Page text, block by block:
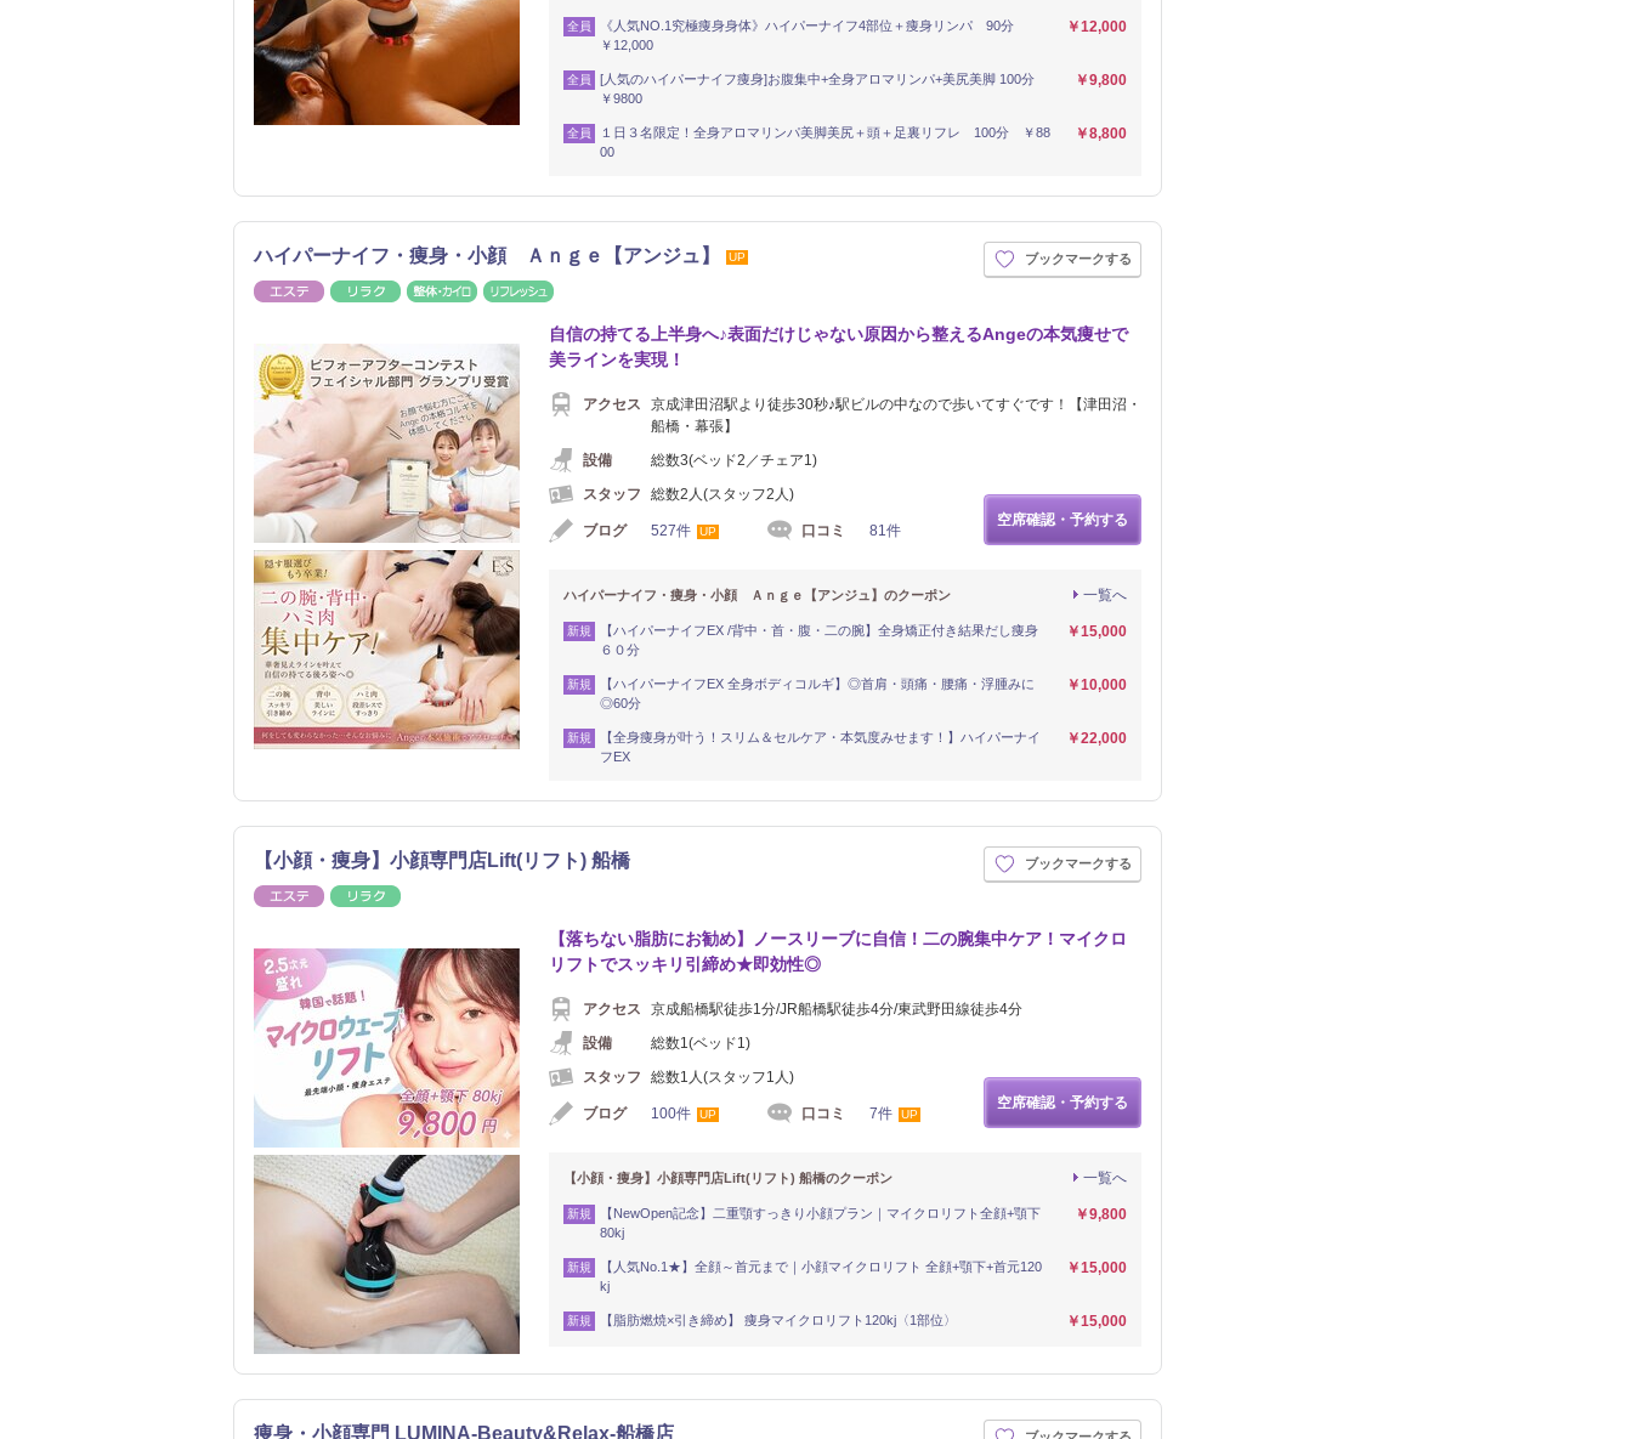
全員
《人気NO.1究極痩身身体》ハイパーナイフ4部位＋痩身リンパ 90分
￥12,000
￥12,000
全員
[人気のハイパーナイフ痩身]お腹集中+全身アロマリンパ+美尻美脚 100分
￥9800
￥9,800
全員
１日３名限定！全身アロマリンパ美脚美尻＋頭＋足裏リフレ 100分 ￥88
00
￥8,800
ハイパーナイフ・痩身・小顔 Ａｎｇｅ【アンジュ】 UP
エステ リラク 整体・カイロ
ブックマークする
自信の持てる上半身へ♪表面だけじゃない原因から整えるAngeの本気痩せで
美ラインを実現！
アクセス
京成津田沼駅より徒歩30秒♪駅ビルの中なので歩いてすぐです！【津田沼・
船橋・幕張】
設備
総数3(ベッド2／チェア1)
スタッフ
総数2人(スタッフ2人)
ブログ 527件 UP 口コミ 81件
空席確認・予約する
一覧へ
ハイパーナイフ・痩身・小顔 Ａｎｇｅ【アンジュ】のクーポン
新規
【ハイパーナイフEX /背中・首・腹・二の腕】全身矯正付き結果だし痩身
６０分
￥15,000
新規
【ハイパーナイフEX 全身ボディコルギ】◎首肩・頭痛・腰痛・浮腫みに
◎60分
￥10,000
新規
【全身痩身が叶う！スリム＆セルケア・本気度みせます！】ハイパーナイ
フEX
￥22,000
【小顔・痩身】小顔専門店Lift(リフト) 船橋
エステ
ブックマークする
【落ちない脂肪にお勧め】ノースリーブに自信！二の腕集中ケア！マイクロ
リフトでスッキリ引締め★即効性◎
アクセス
京成船橋駅徒歩1分/JR船橋駅徒歩4分/東武野田線徒歩4分
設備
総数1(ベッド1)
スタッフ
総数1人(スタッフ1人)
ブログ 100件 UP 口コミ 7件 UP
空席確認・予約する
一覧へ
【小顔・痩身】小顔専門店Lift(リフト) 船橋のクーポン
新規
【NewOpen記念】二重顎すっきり小顔プラン｜マイクロリフト全顔+顎下
80kj
￥9,800
新規
【人気No.1★】全顔～首元まで｜小顔マイクロリフト 全顔+顎下+首元120
kj
￥15,000
新規 【脂肪燃焼×引き締め】 痩身マイクロリフト120kj〈1部位〉 ￥15,000
痩身・小顔専門 LUMINA-Beauty&Relax-船橋店